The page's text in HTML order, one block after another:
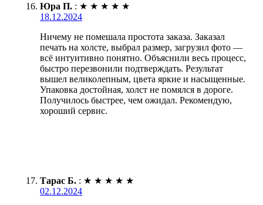
Юра П. : ★ ★ ★ ★ ★
18.12.2024
Ничему не помешала простота заказа. Заказал
печать на холсте, выбрал размер, загрузил фото —
всё интуитивно понятно. Объяснили весь процесс,
быстро перезвонили подтверждать. Результат
вышел великолепным, цвета яркие и насыщенные.
Упаковка достойная, холст не помялся в дороге.
Получилось быстрее, чем ожидал. Рекомендую,
хороший сервис.
Тарас Б. : ★ ★ ★ ★ ★
02.12.2024